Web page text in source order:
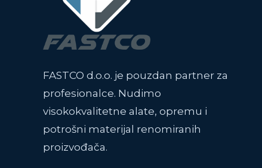
FASTCO d.o.o. je pouzdan partner za
profesionalce. Nudimo
visokokvalitetne alate, opremu i
potrošni materijal renomiranih
proizvođača.